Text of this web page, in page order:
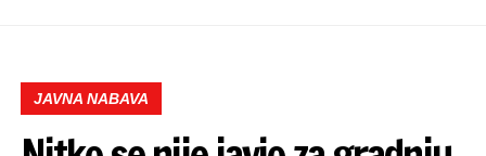
JAVNA NABAVA